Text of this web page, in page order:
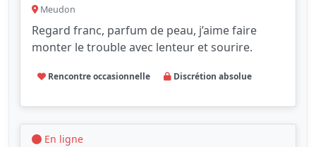
Meudon
Regard franc, parfum de peau, j’aime faire
monter le trouble avec lenteur et sourire.
Rencontre occasionnelle Discrétion absolue
En ligne